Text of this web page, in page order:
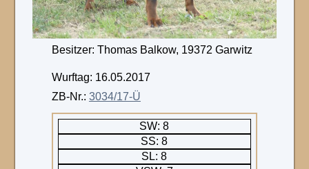
Besitzer: Thomas Balkow, 19372 Garwitz
Wurftag: 16.05.2017
ZB-Nr.: 3034/17-Ü
SW: 8
SS: 8
SL: 8